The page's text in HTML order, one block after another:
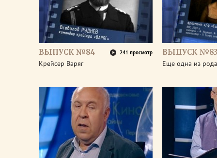
ВЫПУСК №84 241 просмотр
Крейсер Варяг
ВЫПУСК
Еще одна из